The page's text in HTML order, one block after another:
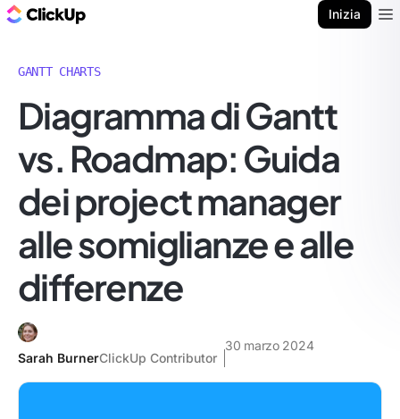
Inizia
GANTT CHARTS
Diagramma di Gantt
vs. Roadmap: Guida
dei project manager
alle somiglianze e alle
differenze
Sarah BurnerClickUp Contributor
30 marzo 2024